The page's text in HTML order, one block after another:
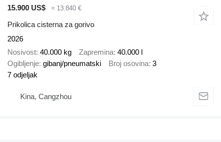
15.900 US$ ≈ 13.840 €
Prikolica cisterna za gorivo
2026
Nosivost 40.000 kg Zapremina 40.000 l
Ogibljenje gibanj/pneumatski Broj osovina 3
7 odjeljak
Kina, Cangzhou